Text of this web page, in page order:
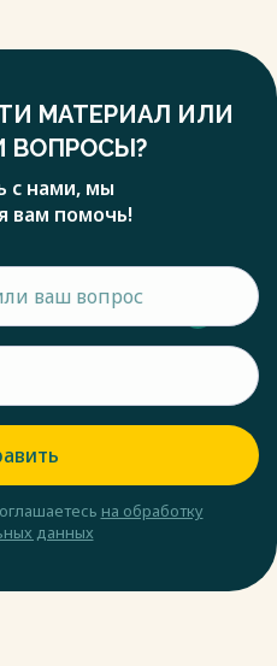
МАТЕРИАЛ ИЛИ
ВОПРОСЫ?
с нами, мы
вам помочь!
на обработку
данных